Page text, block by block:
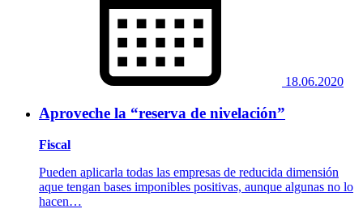
18.06.2020
Aproveche la “reserva de nivelación”
Fiscal
Pueden aplicarla todas las empresas de reducida dimensión
aque tengan bases imponibles positivas, aunque algunas no lo
hacen…